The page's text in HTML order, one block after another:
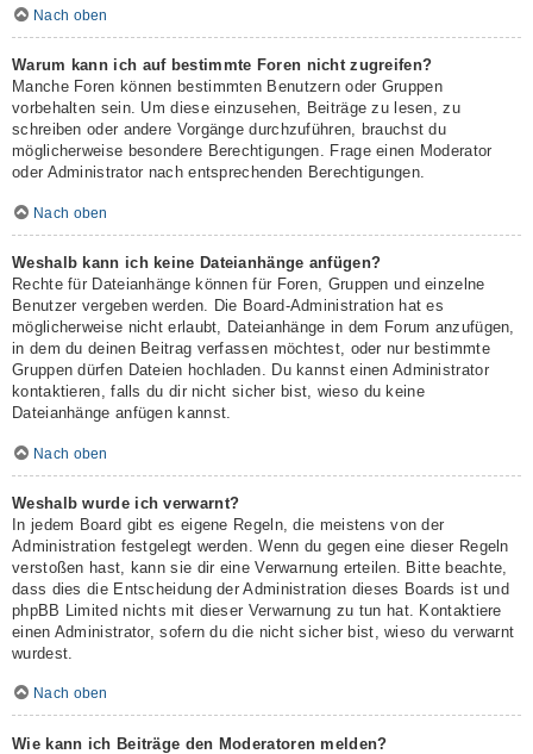
Nach oben
Warum kann ich auf bestimmte Foren nicht zugreifen?
Manche Foren können bestimmten Benutzern oder Gruppen
vorbehalten sein. Um diese einzusehen, Beiträge zu lesen, zu
schreiben oder andere Vorgänge durchzuführen, brauchst du
möglicherweise besondere Berechtigungen. Frage einen Moderator
oder Administrator nach entsprechenden Berechtigungen.
Nach oben
Weshalb kann ich keine Dateianhänge anfügen?
Rechte für Dateianhänge können für Foren, Gruppen und einzelne
Benutzer vergeben werden. Die Board-Administration hat es
möglicherweise nicht erlaubt, Dateianhänge in dem Forum anzufügen,
in dem du deinen Beitrag verfassen möchtest, oder nur bestimmte
Gruppen dürfen Dateien hochladen. Du kannst einen Administrator
kontaktieren, falls du dir nicht sicher bist, wieso du keine
Dateianhänge anfügen kannst.
Nach oben
Weshalb wurde ich verwarnt?
In jedem Board gibt es eigene Regeln, die meistens von der
Administration festgelegt werden. Wenn du gegen eine dieser Regeln
verstoßen hast, kann sie dir eine Verwarnung erteilen. Bitte beachte,
dass dies die Entscheidung der Administration dieses Boards ist und
phpBB Limited nichts mit dieser Verwarnung zu tun hat. Kontaktiere
einen Administrator, sofern du die nicht sicher bist, wieso du verwarnt
wurdest.
Nach oben
Wie kann ich Beiträge den Moderatoren melden?